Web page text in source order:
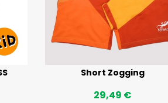
Short Zogging
29,49 €